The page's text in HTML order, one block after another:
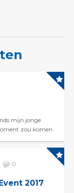
mijn jonge
zou komen
0
2017